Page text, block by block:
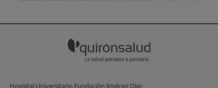
Hospital Universitario Fundación Jiménez Díaz